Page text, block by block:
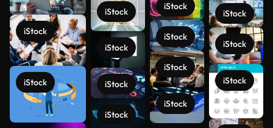
iStock
iStock
iStock
iStock
iStock
iStock
iStock
iStock
iStock
iStock
iStock
iStock
iStock